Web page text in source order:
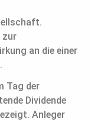
zur
an die einer
Tag der
Dividende
Anleger